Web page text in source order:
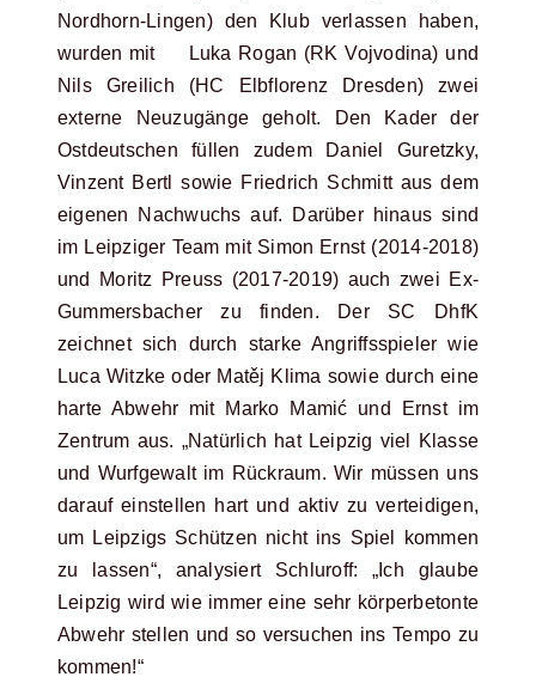
Nordhorn-Lingen) den Klub verlassen haben,
wurden mit Luka Rogan (RK Vojvodina) und
Nils Greilich (HC Elbflorenz Dresden) zwei
externe Neuzugänge geholt. Den Kader der
Ostdeutschen füllen zudem Daniel Guretzky,
Vinzent Bertl sowie Friedrich Schmitt aus dem
eigenen Nachwuchs auf. Darüber hinaus sind
im Leipziger Team mit Simon Ernst (2014-2018)
und Moritz Preuss (2017-2019) auch zwei Ex-
Gummersbacher zu finden. Der SC DhfK
zeichnet sich durch starke Angriffsspieler wie
Luca Witzke oder Matěj Klima sowie durch eine
harte Abwehr mit Marko Mamić und Ernst im
Zentrum aus. „Natürlich hat Leipzig viel Klasse
und Wurfgewalt im Rückraum. Wir müssen uns
darauf einstellen hart und aktiv zu verteidigen,
um Leipzigs Schützen nicht ins Spiel kommen
zu lassen“, analysiert Schluroff: „Ich glaube
Leipzig wird wie immer eine sehr körperbetonte
Abwehr stellen und so versuchen ins Tempo zu
kommen!“